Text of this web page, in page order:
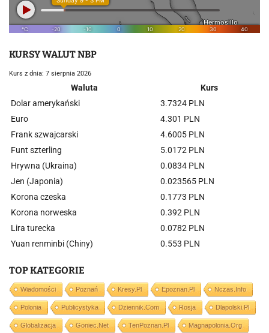
KURSY WALUT NBP
Kurs z dnia: 7 sierpnia 2026
Waluta
Kurs
Dolar amerykański
3.7324 PLN
Euro
4.301 PLN
Frank szwajcarski
4.6005 PLN
Funt szterling
5.0172 PLN
Hrywna (Ukraina)
0.0834 PLN
Jen (Japonia)
0.023565 PLN
Korona czeska
0.1773 PLN
Korona norweska
0.392 PLN
Lira turecka
0.0782 PLN
Yuan renminbi (Chiny)
0.553 PLN
TOP KATEGORIE
Wiadomości Poznań Kresy.pl Epoznan.pl Nczas.info
Polonia Publicystyka Dziennik.com Rosja Dlapolski.pl
Globalizacja Goniec.net TenPoznan.pl Magnapolonia.org